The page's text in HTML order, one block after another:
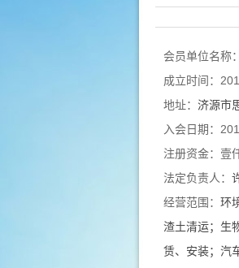
会员单位名称：
成立时间：
地址： 济源市
入会日期：
注册资金：壹
法定负责人：
经营范围： 环
渣土清运；生
赁、安装；汽